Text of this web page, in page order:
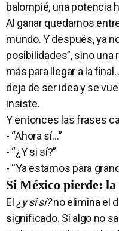
balompié, una potencia
Al ganar quedamos
mundo. Y después, ya
posibilidades”, sino
más para llegar a la
deja de ser idea y se
insiste.
Y entonces las frases
- “Ahora sí…”
- “¿Y si sí?”
- “Ya estamos para
Si México pierde: la
El ¿y si sí?no elimina el
significado. Si algo no